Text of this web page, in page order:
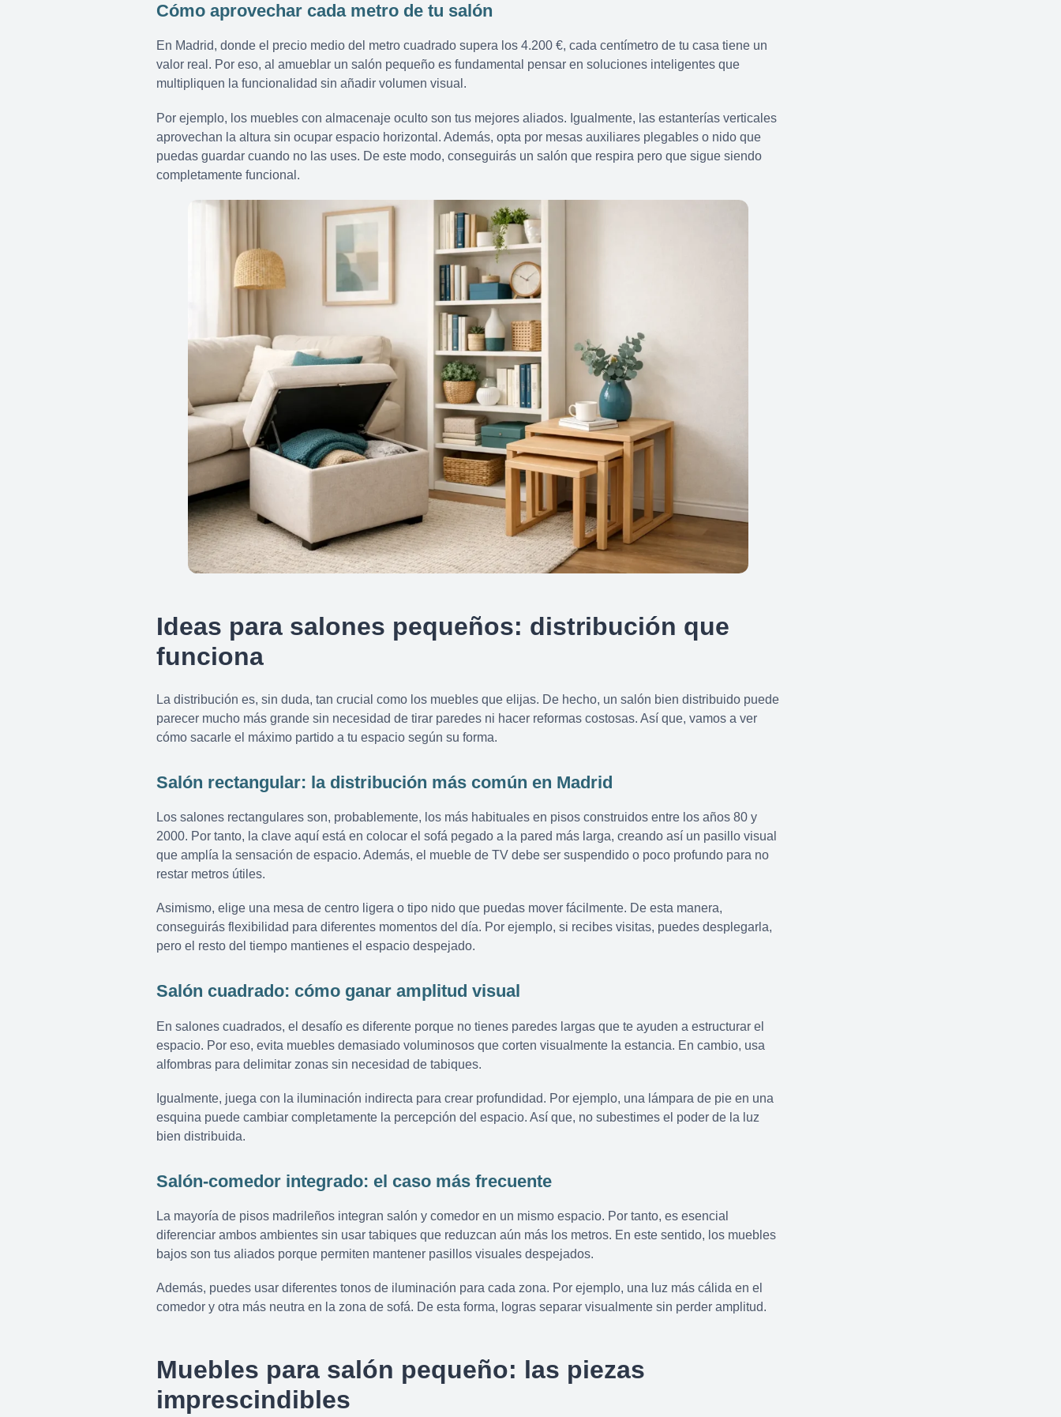
Cómo aprovechar cada metro de tu salón
En Madrid, donde el precio medio del metro cuadrado supera los 4.200 €, cada centímetro de tu casa tiene un
valor real. Por eso, al amueblar un salón pequeño es fundamental pensar en soluciones inteligentes que
multipliquen la funcionalidad sin añadir volumen visual.
Por ejemplo, los muebles con almacenaje oculto son tus mejores aliados. Igualmente, las estanterías verticales
aprovechan la altura sin ocupar espacio horizontal. Además, opta por mesas auxiliares plegables o nido que
puedas guardar cuando no las uses. De este modo, conseguirás un salón que respira pero que sigue siendo
completamente funcional.
Ideas para salones pequeños: distribución que
funciona
La distribución es, sin duda, tan crucial como los muebles que elijas. De hecho, un salón bien distribuido puede
parecer mucho más grande sin necesidad de tirar paredes ni hacer reformas costosas. Así que, vamos a ver
cómo sacarle el máximo partido a tu espacio según su forma.
Salón rectangular: la distribución más común en Madrid
Los salones rectangulares son, probablemente, los más habituales en pisos construidos entre los años 80 y
2000. Por tanto, la clave aquí está en colocar el sofá pegado a la pared más larga, creando así un pasillo visual
que amplía la sensación de espacio. Además, el mueble de TV debe ser suspendido o poco profundo para no
restar metros útiles.
Asimismo, elige una mesa de centro ligera o tipo nido que puedas mover fácilmente. De esta manera,
conseguirás flexibilidad para diferentes momentos del día. Por ejemplo, si recibes visitas, puedes desplegarla,
pero el resto del tiempo mantienes el espacio despejado.
Salón cuadrado: cómo ganar amplitud visual
En salones cuadrados, el desafío es diferente porque no tienes paredes largas que te ayuden a estructurar el
espacio. Por eso, evita muebles demasiado voluminosos que corten visualmente la estancia. En cambio, usa
alfombras para delimitar zonas sin necesidad de tabiques.
Igualmente, juega con la iluminación indirecta para crear profundidad. Por ejemplo, una lámpara de pie en una
esquina puede cambiar completamente la percepción del espacio. Así que, no subestimes el poder de la luz
bien distribuida.
Salón-comedor integrado: el caso más frecuente
La mayoría de pisos madrileños integran salón y comedor en un mismo espacio. Por tanto, es esencial
diferenciar ambos ambientes sin usar tabiques que reduzcan aún más los metros. En este sentido, los muebles
bajos son tus aliados porque permiten mantener pasillos visuales despejados.
Además, puedes usar diferentes tonos de iluminación para cada zona. Por ejemplo, una luz más cálida en el
comedor y otra más neutra en la zona de sofá. De esta forma, logras separar visualmente sin perder amplitud.
Muebles para salón pequeño: las piezas
imprescindibles